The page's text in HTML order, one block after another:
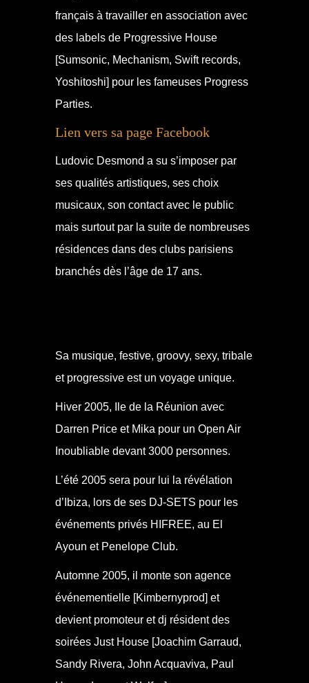
français à travailler en association avec
des labels de Progressive House
[Sumsonic, Mechanism, Swift records,
Yoshitoshi] pour les fameuses Progress
Parties.
Lien vers sa page Facebook
Ludovic Desmond a su s’imposer par
ses qualités artistiques, ses choix
musicaux, son contact avec le public
mais surtout par la suite de nombreuses
résidences dans des clubs parisiens
branchés dès l’âge de 17 ans.
Sa musique, festive, groovy, sexy, tribale
et progressive est un voyage unique.
Hiver 2005, Ile de la Réunion avec
Darren Price et Mika pour un Open Air
Inoubliable devant 3000 personnes.
L’été 2005 sera pour lui la révélation
d’Ibiza, lors de ses DJ-SETS pour les
événements privés HIFREE, au El
Ayoun et Penelope Club.
Automne 2005, il monte son agence
événementielle [Kimbernyprod] et
devient promoteur et dj résident des
soirées Just House [Joachim Garraud,
Sandy Rivera, John Acquaviva, Paul